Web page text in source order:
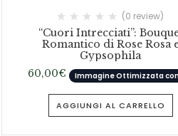
(0 review)
“Cuori Intrecciati”:
Romantico di Rose Rosa
Gypsophila
60,00€ Immagine Ottimizzata
AGGIUNGI AL CARRELLO